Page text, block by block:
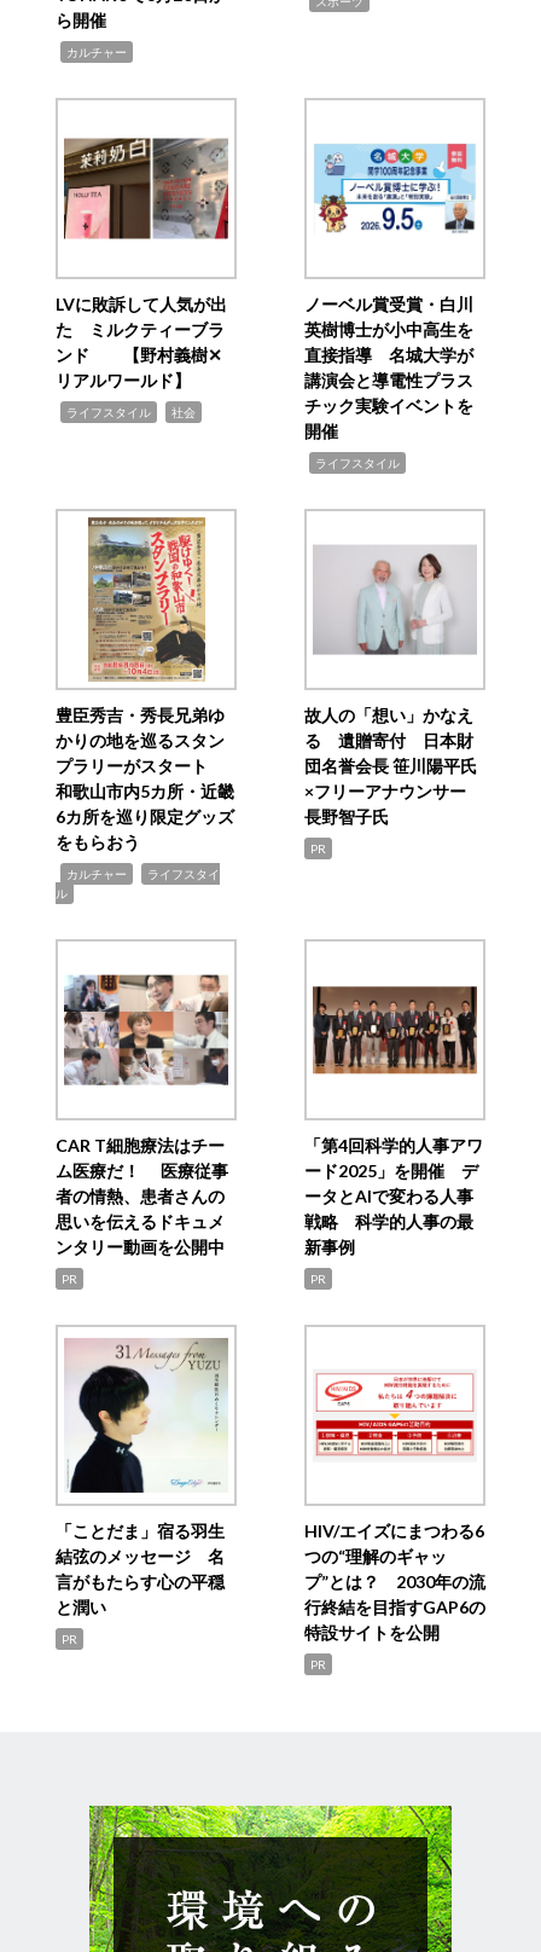
ら開催
カルチャー
LVに敗訴して人気が出
た ミルクティーブラ
ンド 【野村義樹✕
リアルワールド】
ライフスタイル 社会
ノーベル賞受賞・白川
英樹博士が小中高生を
直接指導 名城大学が
講演会と導電性プラス
チック実験イベントを
開催
ライフスタイル
豊臣秀吉・秀長兄弟ゆ
かりの地を巡るスタン
プラリーがスタート
和歌山市内5カ所・近畿
6カ所を巡り限定グッズ
をもらおう
カルチャー
ライフスタイ
ル
故人の「想い」かなえ
る 遺贈寄付 日本財
団名誉会長 笹川陽平氏
×フリーアナウンサー
長野智子氏
PR
CAR T細胞療法はチー
ム医療だ！ 医療従事
者の情熱、患者さんの
思いを伝えるドキュメ
ンタリー動画を公開中
PR
「第4回科学的人事アワ
ード2025」を開催 デ
ータとAIで変わる人事
戦略 科学的人事の最
新事例
PR
「ことだま」宿る羽生
結弦のメッセージ 名
言がもたらす心の平穏
と潤い
PR
HIV/エイズにまつわる6
つの“理解のギャッ
プ”とは？ 2030年の流
行終結を目指すGAP6の
特設サイトを公開
PR